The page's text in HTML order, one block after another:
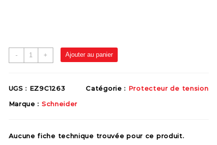
- + Ajouter au panier
UGS : EZ9C1263 Catégorie : Protecteur de tension
Marque : Schneider
Aucune fiche technique trouvée pour ce produit.